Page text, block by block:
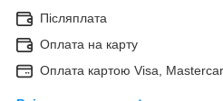
Післяплата
Оплата на карту
Оплата картою Visa,